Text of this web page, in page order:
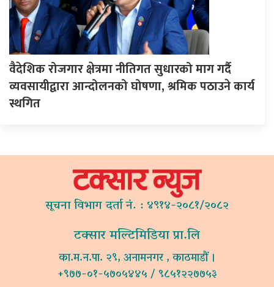
वैदेशिक रोजगार क्षेत्रमा नीतिगत सुधारको माग गर्दै
व्यवसायीद्वारा आन्दोलनको घोषणा, श्रमिक पठाउने कार्य
स्थगित
सूचना विभाग दर्ता नं. : ४९१४-२०८१/२०८२
टक्सार मल्टिमिडिया प्रा.लि
का.म.न.पा. २९, अनामनगर , काठमाडौं ।
+९७७-०१-५७०५४४५ / ९८५१२२७७५३